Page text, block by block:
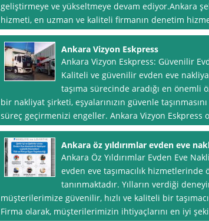
geliştirmeye ve yükseltmeye devam ediyor.Ankara
hizmeti, en uzman ve kaliteli firmanın denetim
Ankara Vizyon Eskpress
Ankara Vizyon Eskpress: Güvenilir
Kaliteli ve güvenilir evden eve
taşıma sürecinde aradığı en
bir nakliyat şirketi, eşyalarınızın güvenle
süreç geçirmenizi engeller. Ankara Vizyon Eskpress
Ankara öz yıldırımlar evden eve
Ankara Öz Yıldırımlar Evden Eve
evden eve taşımacılık
tanınmaktadır. Yılların verdiği
müşterilerimize güvenilir, hızlı ve kaliteli bir
Firma olarak, müşterilerimizin ihtiyaçlarını en iyi